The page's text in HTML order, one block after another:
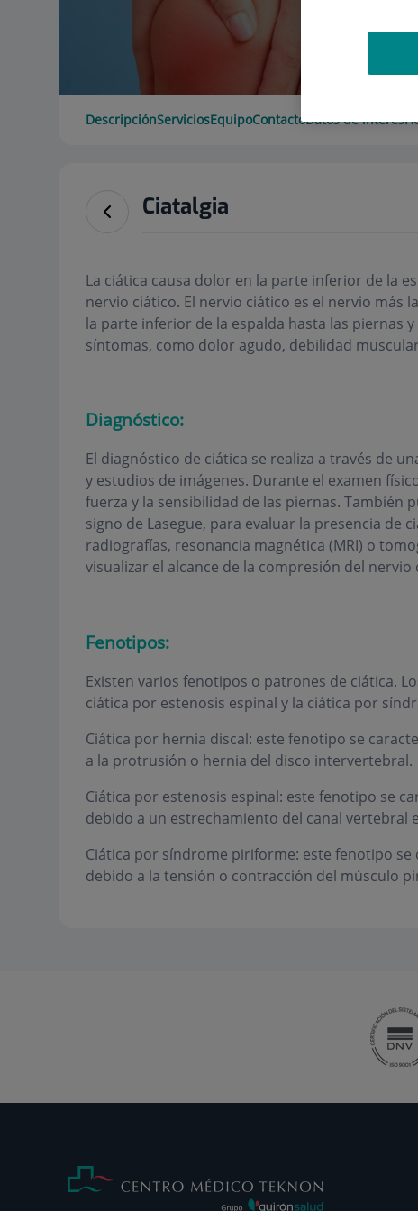
DescripciónServiciosEquipoContactoDatos de interés
Ciatalgia
La ciática causa dolor en la parte inferior de la
nervio ciático. El nervio ciático es el nervio más
la parte inferior de la espalda hasta las piernas
síntomas, como dolor agudo, debilidad
Diagnóstico:
El diagnóstico de ciática se realiza a través de
y estudios de imágenes. Durante el examen
fuerza y la sensibilidad de las piernas. También
signo de Lasegue, para evaluar la presencia de
radiografías, resonancia magnética (MRI) o
visualizar el alcance de la compresión del nervio
Fenotipos:
Existen varios fenotipos o patrones de ciática.
ciática por estenosis espinal y la ciática por
Ciática por hernia discal: este fenotipo se
a la protrusión o hernia del disco intervertebral.
Ciática por estenosis espinal: este fenotipo se
debido a un estrechamiento del canal vertebral
Ciática por síndrome piriforme: este fenotipo
debido a la tensión o contracción del músculo